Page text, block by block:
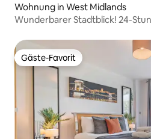
Wohnung in West Midlands
Wunderbarer Stadtblick! 24-
Gäste-Favorit
Gäste-Favorit